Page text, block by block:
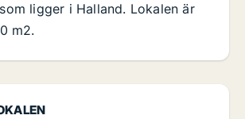
ligger i Halland. Lokalen är
m2.